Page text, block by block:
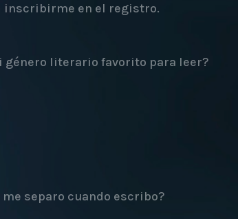
inscribirme en el registro.
género literario favorito para leer?
separo cuando escribo?